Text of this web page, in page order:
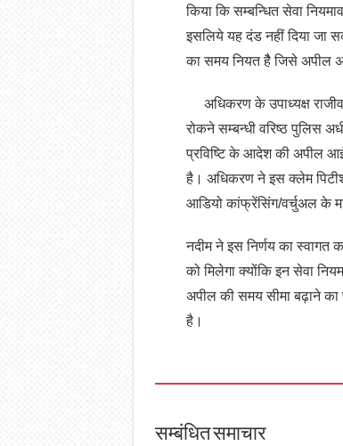
किया कि सम्बन्धित सेवा
इसलिये यह दंड नहीं दिया जा
का समय नियत हैै जिसे अपील
अधिकरण के उपाध्यक्ष राजीव
रोकने सम्बन्धी वरिष्ठ पुलिस
प्रविष्टि के आदेश की अपील
है। अधिकरण ने इस क्लेम
आडियो कांफ्रेंसिंग/वर्चुअल के
नदीम ने इस निर्णय का स्वागत
को मिलेगा क्योंकि इन सेवा
अपील की समय सीमा बढ़ाने का
है।
सम्बंधित समाचार